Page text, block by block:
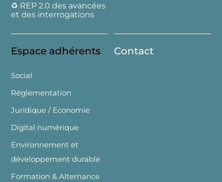
♻️ REP 2.0 des avancées
et des interrogations
Espace adhérents
Social
Réglementation
Juridique / Economie
Digital numérique
Environnement et
développement durable
Formation & Alternance
Contact